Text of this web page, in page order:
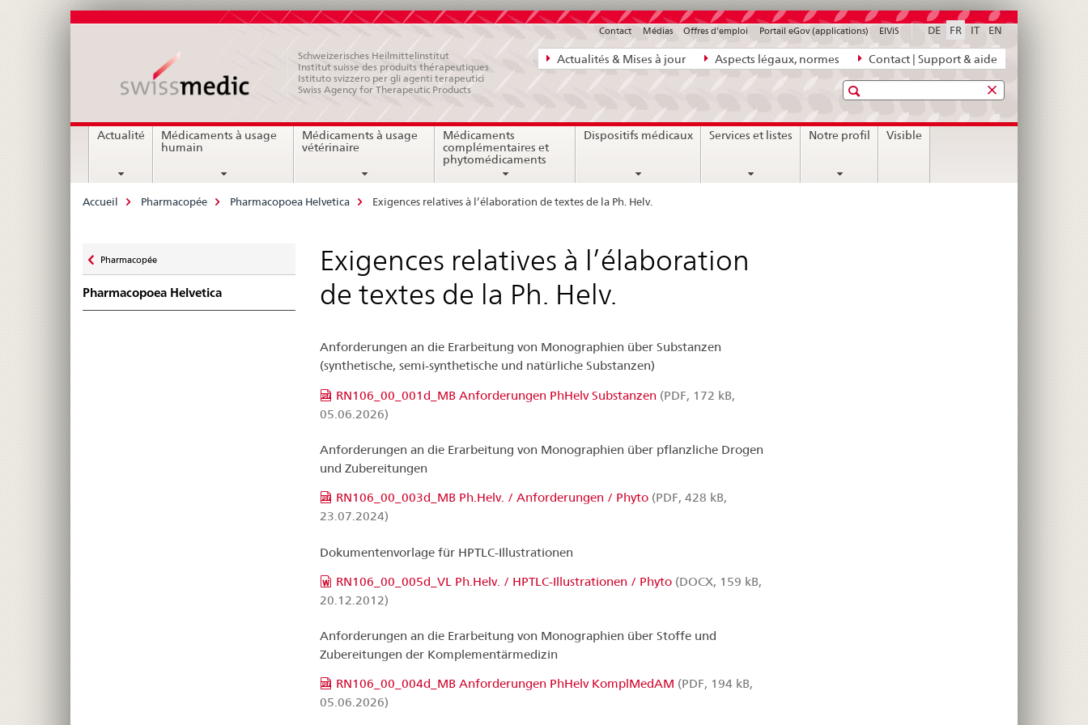
Navigation
directe:
bases
juridiques,
contact
Actualités & Mises à jour Aspects légaux, normes Contact | Support & aide
DE FR IT EN
Contact Médias Offres d'emploi Portail eGov (applications) ElViS
Schweizerisches Heilmittelinstitut
Institut suisse des produits thérapeutiques
Istituto svizzero per gli agenti terapeutici
Swiss Agency for Therapeutic Products
Recherche
Navigation
Actualité
Médicaments à usage
humain
Médicaments à usage
vétérinaire
Médicaments
complémentaires et
phytomédicaments
Dispositifs médicaux Services et listes Notre profil Visible
Breadcrumb
Accueil Pharmacopée Pharmacopoea Helvetica Exigences relatives à l’élaboration de textes de la Ph. Helv.
zu
Pharmacopée
Pharmacopoea Helvetica
Exigences relatives à l’élaboration
de textes de la Ph. Helv.
Anforderungen an die Erarbeitung von Monographien über Substanzen
(synthetische, semi-synthetische und natürliche Substanzen)
RN106_00_001d_MB Anforderungen PhHelv Substanzen (PDF, 172 kB,
05.06.2026)
Anforderungen an die Erarbeitung von Monographien über pflanzliche Drogen
und Zubereitungen
RN106_00_003d_MB Ph.Helv. / Anforderungen / Phyto(PDF, 428 kB,
23.07.2024)
Dokumentenvorlage für HPTLC-Illustrationen
RN106_00_005d_VL Ph.Helv. / HPTLC-Illustrationen / Phyto(DOCX, 159 kB,
20.12.2012)
Anforderungen an die Erarbeitung von Monographien über Stoffe und
Zubereitungen der Komplementärmedizin
RN106_00_004d_MB Anforderungen PhHelv KomplMedAM (PDF, 194 kB,
05.06.2026)